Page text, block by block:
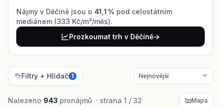
Nájmy v Děčíně jsou o 41,1 % pod celostátním
mediánem (333 Kč/m²/měs).
Prozkoumat trh v Děčíně→
Filtry + Hlídač 1
Nalezeno 943 pronájmů · strana 1 / 32 Mapa